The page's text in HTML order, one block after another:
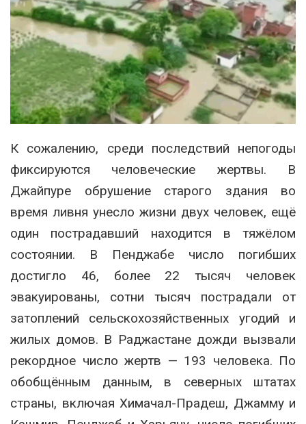
К сожалению, среди последствий непогоды
фиксируются человеческие жертвы. В
Джайпуре обрушение старого здания во
время ливня унесло жизни двух человек, ещё
один пострадавший находится в тяжёлом
состоянии. В Пенджабе число погибших
достигло 46, более 22 тысяч человек
эвакуированы, сотни тысяч пострадали от
затоплений сельскохозяйственных угодий и
жилых домов. В Раджастане дожди вызвали
рекордное число жертв — 193 человека. По
обобщённым данным, в северных штатах
страны, включая Химачал-Прадеш, Джамму и